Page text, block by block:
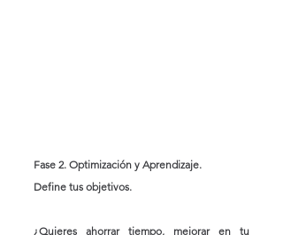
Fase 2. Optimización y Aprendizaje.
Define tus objetivos.
¿Quieres ahorrar tiempo, mejorar en tu